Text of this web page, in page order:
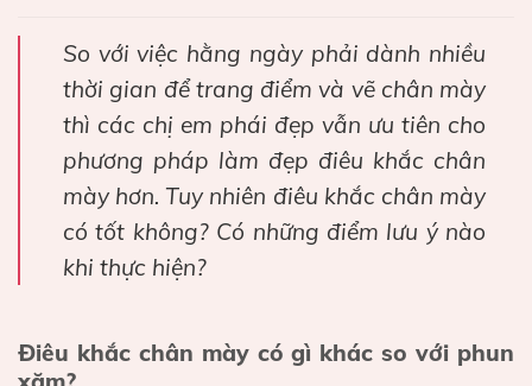
So với việc hằng ngày phải dành nhiều
thời gian để trang điểm và vẽ chân mày
thì các chị em phái đẹp vẫn ưu tiên cho
phương pháp làm đẹp điêu khắc chân
mày hơn. Tuy nhiên điêu khắc chân mày
có tốt không? Có những điểm lưu ý nào
khi thực hiện?
Điêu khắc chân mày có gì khác so với phun